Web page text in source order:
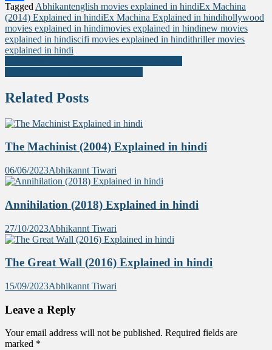
Share
Tagged Abhikantenglish movies explained in hindiEx Machina
(2014) Explained in hindiEx Machina Explained in hindihollywood
movies explained in hindimovies explained in hindinew movies
explained in hindiscifi movies explained in hindithriller movies
explained in hindi
Post
navigation
Related Posts
The Machinist (2004) Explained in hindi
06/06/2023Abhikannt Tiwari
Annihilation (2018) Explained in hindi
27/10/2023Abhikannt Tiwari
The Great Wall (2016) Explained in hindi
15/09/2023Abhikannt Tiwari
Leave a Reply
Your email address will not be published. Required fields are
marked *